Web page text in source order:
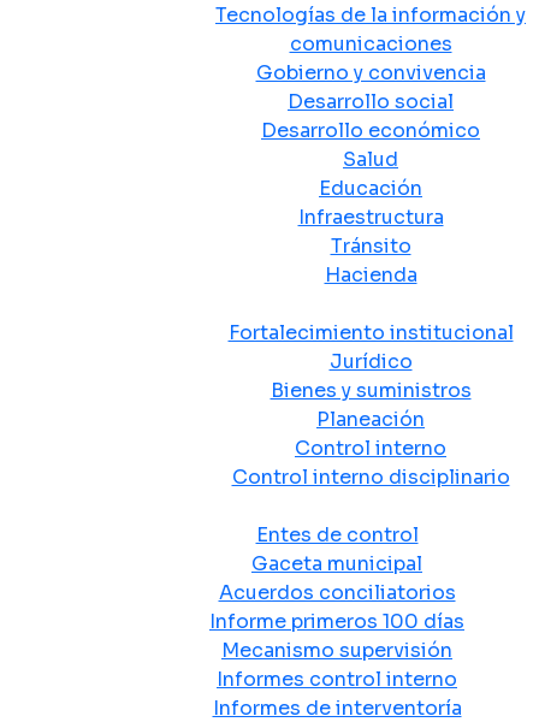
Tecnologías de la información y
comunicaciones
Gobierno y convivencia
Desarrollo social
Desarrollo económico
Salud
Educación
Infraestructura
Tránsito
Hacienda
Fortalecimiento institucional
Jurídico
Bienes y suministros
Planeación
Control interno
Control interno disciplinario
Entes de control
Gaceta municipal
Acuerdos conciliatorios
Informe primeros 100 días
Mecanismo supervisión
Informes control interno
Informes de interventoría